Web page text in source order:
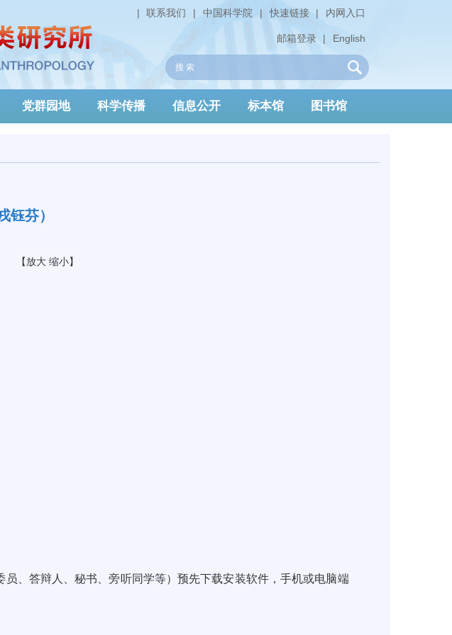
内网入口
|
快速链接
|
中国科学院
|
联系我们
|
English
|
邮箱登录
党群园地 科学传播 信息公开 标本馆 图书馆
钰芬）
【放大 缩小】
答辩人、秘书、旁听同学等）预先下载安装软件，手机或电脑端